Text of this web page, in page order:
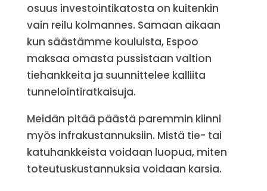
osuus investointikatosta on kuitenkin
vain reilu kolmannes. Samaan aikaan
kun säästämme kouluista, Espoo
maksaa omasta pussistaan valtion
tiehankkeita ja suunnittelee kalliita
tunnelointiratkaisuja.
Meidän pitää päästä paremmin kiinni
myös infrakustannuksiin. Mistä tie- tai
katuhankkeista voidaan luopua, miten
toteutuskustannuksia voidaan karsia.